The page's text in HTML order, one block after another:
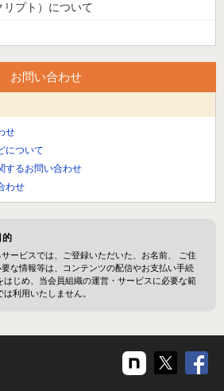
プト）について
お問い合わせ
せ
について
するお問い合わせ
わせ
的
ービスでは、ご登録いただいた、お名前、 ご住
な情報等は、コンテンツの配信やお支払い手続
はじめ、当会員組織の運営・サービスに必要な範
利用いたしません。